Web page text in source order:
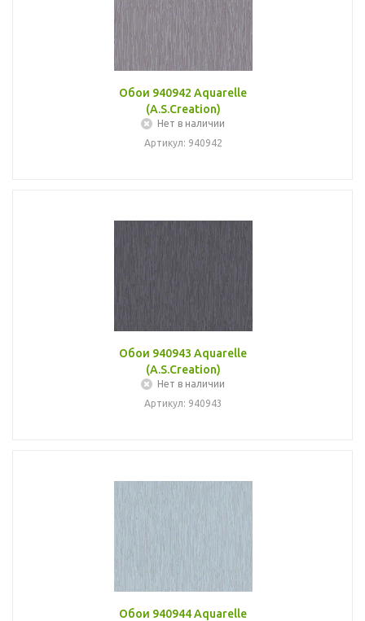
Обои 940942 Aquarelle
(A.S.Creation)
Нет в наличии
Артикул: 940942
Обои 940943 Aquarelle
(A.S.Creation)
Нет в наличии
Артикул: 940943
Обои 940944 Aquarelle